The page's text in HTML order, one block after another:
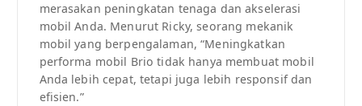
merasakan peningkatan tenaga dan akselerasi
mobil Anda. Menurut Ricky, seorang mekanik
mobil yang berpengalaman, “Meningkatkan
performa mobil Brio tidak hanya membuat mobil
Anda lebih cepat, tetapi juga lebih responsif dan
efisien.”